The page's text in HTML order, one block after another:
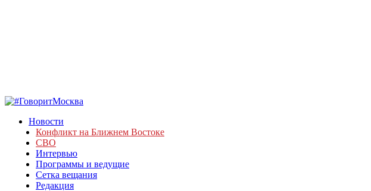
Новости
Конфликт на Ближнем Востоке
СВО
Интервью
Программы и ведущие
Сетка вещания
Редакция